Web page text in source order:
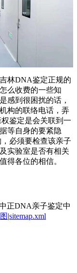
林DNA鉴定正规的
么收费的一些知
感到很困扰的话，
构的联络电话，弄
鉴定是会关联到一
等自身的要紧隐
必须要检查该亲子
实验室是否有相关
得各位的相信。
正DNA亲子鉴定中
sitemap.xml